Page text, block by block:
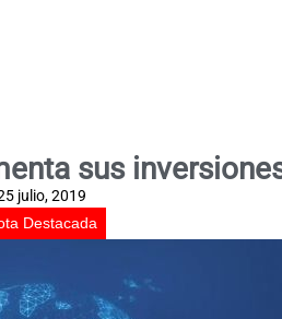
sus
julio, 2019
Destacada